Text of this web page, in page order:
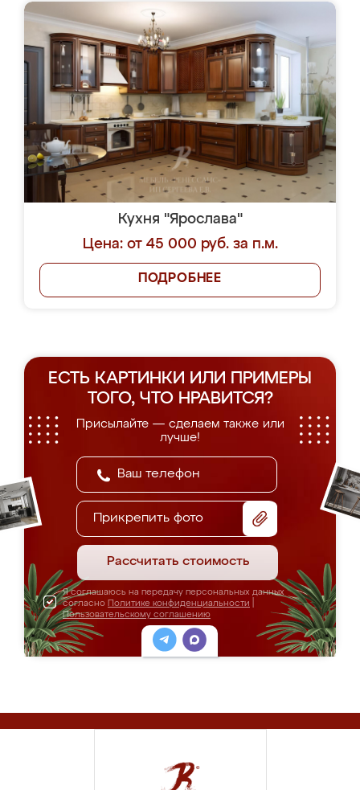
Кухня "Ярослава"
Цена: от 45 000 руб. за п.м.
ПОДРОБНЕЕ
ЕСТЬ КАРТИНКИ ИЛИ ПРИМЕРЫ
ТОГО, ЧТО НРАВИТСЯ?
Присылайте — сделаем также или
лучше!
Прикрепить фото
Рассчитать стоимость
Я соглашаюсь на передачу персональных данных
согласно Политике конфиденциальности
Пользовательскому соглашению